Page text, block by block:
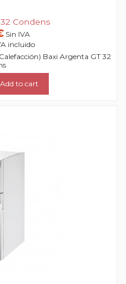
Condens
Sin IVA
incluido
Baxi Argenta GT 32
Add to cart